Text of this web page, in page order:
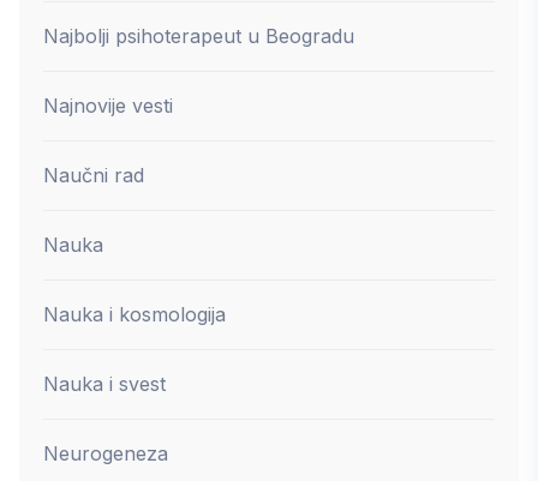
Najbolji psihoterapeut u Beogradu
Najnovije vesti
Naučni rad
Nauka
Nauka i kosmologija
Nauka i svest
Neurogeneza